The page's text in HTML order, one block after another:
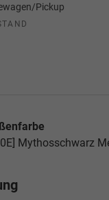
Pickup
Mythosschwarz